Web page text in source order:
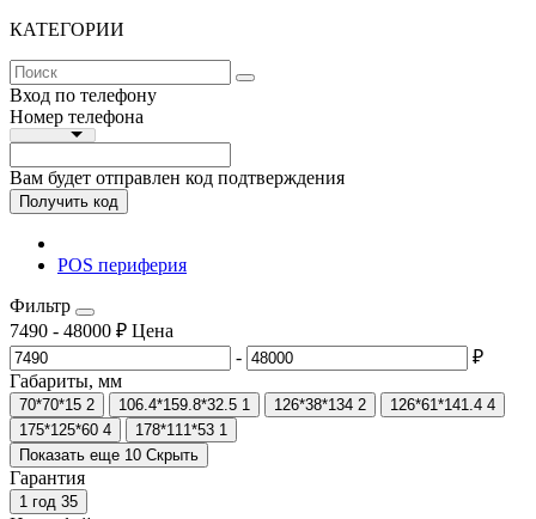
КАТЕГОРИИ
Вход по телефону
Номер телефона
Вам будет отправлен код подтверждения
Получить код
POS периферия
Фильтр
7490 - 48000 ₽ Цена
-
₽
Габариты, мм
70*70*15 2 106.4*159.8*32.5 1 126*38*134 2 126*61*141.4 4
175*125*60 4 178*111*53 1
Показать еще 10 Скрыть
Гарантия
1 год 35